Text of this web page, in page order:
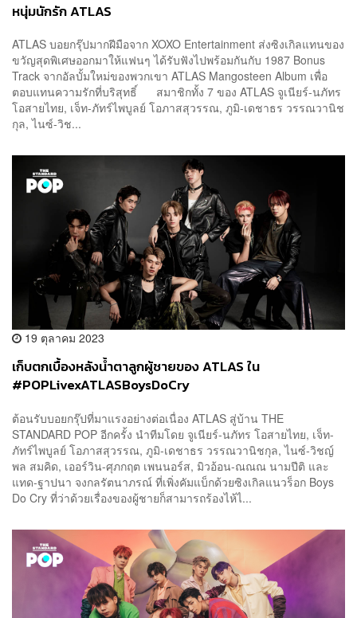
หนุ่มนักรัก ATLAS
ATLAS บอยกรุ๊ปมากฝีมือจาก XOXO Entertainment ส่งซิงเกิลแทนของ
ขวัญสุดพิเศษออกมาให้แฟนๆ ได้รับฟังไปพร้อมกันกับ 1987 Bonus
Track จากอัลบั้มใหม่ของพวกเขา ATLAS Mangosteen Album เพื่อ
ตอบแทนความรักที่บริสุทธิ์ สมาชิกทั้ง 7 ของ ATLAS จูเนียร์-นภัทร
โอสายไทย, เจ็ท-ภัทร์ไพบูลย์ โอภาสสุวรรณ, ภูมิ-เดชาธร วรรณวานิช
กุล, ไนซ์-วิช...
19 ตุลาคม 2023
เก็บตกเบื้องหลังน้ำตาลูกผู้ชายของ ATLAS ใน
#POPLivexATLASBoysDoCry
ต้อนรับบอยกรุ๊ปที่มาแรงอย่างต่อเนื่อง ATLAS สู่บ้าน THE
STANDARD POP อีกครั้ง นำทีมโดย จูเนียร์-นภัทร โอสายไทย, เจ็ท-
ภัทร์ไพบูลย์ โอภาสสุวรรณ, ภูมิ-เดชาธร วรรณวานิชกุล, ไนซ์-วิชญ์
พล สมคิด, เออร์วิน-ศุภกฤต เพนนอร์ส, มิวอ้อน-ณณณ นามปีติ และ
แทด-ฐาปนา จงกลรัตนาภรณ์ ที่เพิ่งคัมแบ็กด้วยซิงเกิลแนวร็อก Boys
Do Cry ที่ว่าด้วยเรื่องของผู้ชายก็สามารถร้องไห้ไ...